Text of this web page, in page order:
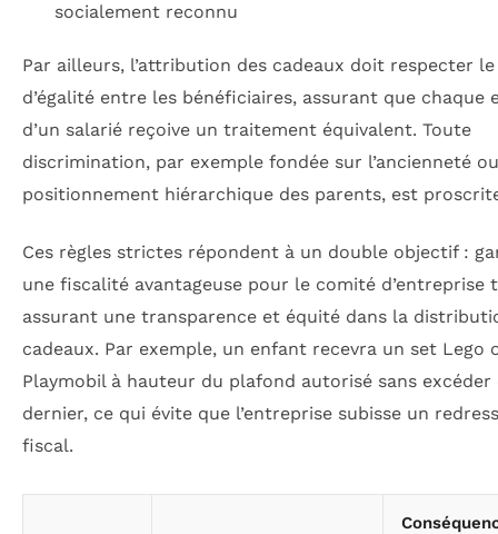
socialement reconnu
Par ailleurs, l’attribution des cadeaux doit respecter
d’égalité entre les bénéficiaires, assurant que chaque
d’un salarié reçoive un traitement équivalent. Toute
discrimination, par exemple fondée sur l’ancienneté
positionnement hiérarchique des parents, est
Ces règles strictes répondent à un double objectif :
une fiscalité avantageuse pour le comité d’entreprise
assurant une transparence et équité dans la
cadeaux. Par exemple, un enfant recevra un set Lego
Playmobil à hauteur du plafond autorisé sans excéder
dernier, ce qui évite que l’entreprise subisse un
fiscal.